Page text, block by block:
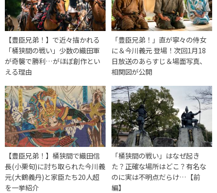
【豊臣兄弟！】で近々描かれる
「桶狭間の戦い」少数の織田軍
が奇襲で勝利…がほぼ創作とい
える理由
「豊臣兄弟！」直が寧々の侍女
に＆今川義元 登場！次回1月18
日放送のあらすじ＆場面写真、
相関図が公開
【豊臣兄弟！】桶狭間で織田信
長(小栗旬)に討ち取られた今川義
元(大鶴義丹)と家臣たち20人超
を一挙紹介
「桶狭間の戦い」はなぜ起き
た？正確な場所はどこ？有名な
のに実は不明点だらけ…【前
編】